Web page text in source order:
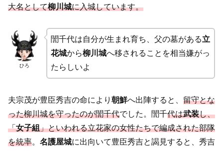
大名として柳川城に入城しています。
ひろ
誾千代は自分が生まれ育ち、父の墓がある立
花城から柳川城へ移されることを相当嫌がっ
たらしいよ
夫宗茂が豊臣秀吉の命により 朝鮮へ出陣すると、 留守とな
った柳川城を守ったのが誾千代でした。誾千代は武装し、
「女子組」といわれる立花家の女性たちで編成された部隊
を統率。 名護屋城に出向いて豊臣秀吉と謁見すると、秀吉